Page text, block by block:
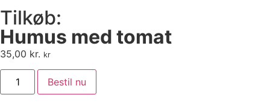
Tilkøb:
Humus med tomat
35,00 kr. kr
Bestil nu